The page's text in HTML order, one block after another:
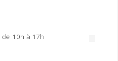
de 10h à 17h